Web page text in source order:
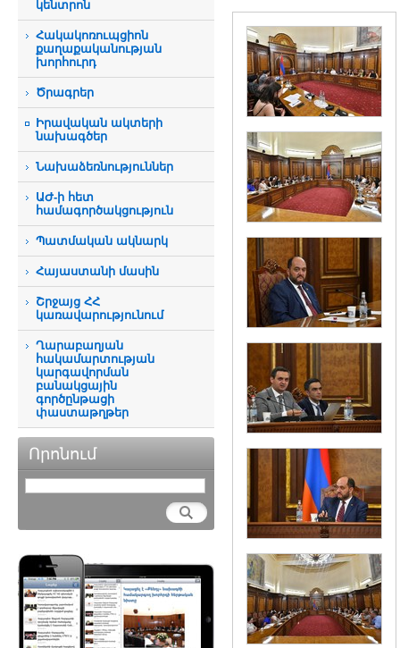
կենտրոն
Հակակոռուպցիոն
քաղաքականության
խորհուրդ
Ծրագրեր
Իրավական ակտերի
նախագծեր
Նախաձեռնություններ
ԱԺ-ի հետ
համագործակցություն
Պատմական ակնարկ
Հայաստանի մասին
Շրջայց ՀՀ
կառավարությունում
Ղարաբաղյան
հակամարտության
կարգավորման
բանակցային
գործընթացի
փաստաթղթեր
Որոնում